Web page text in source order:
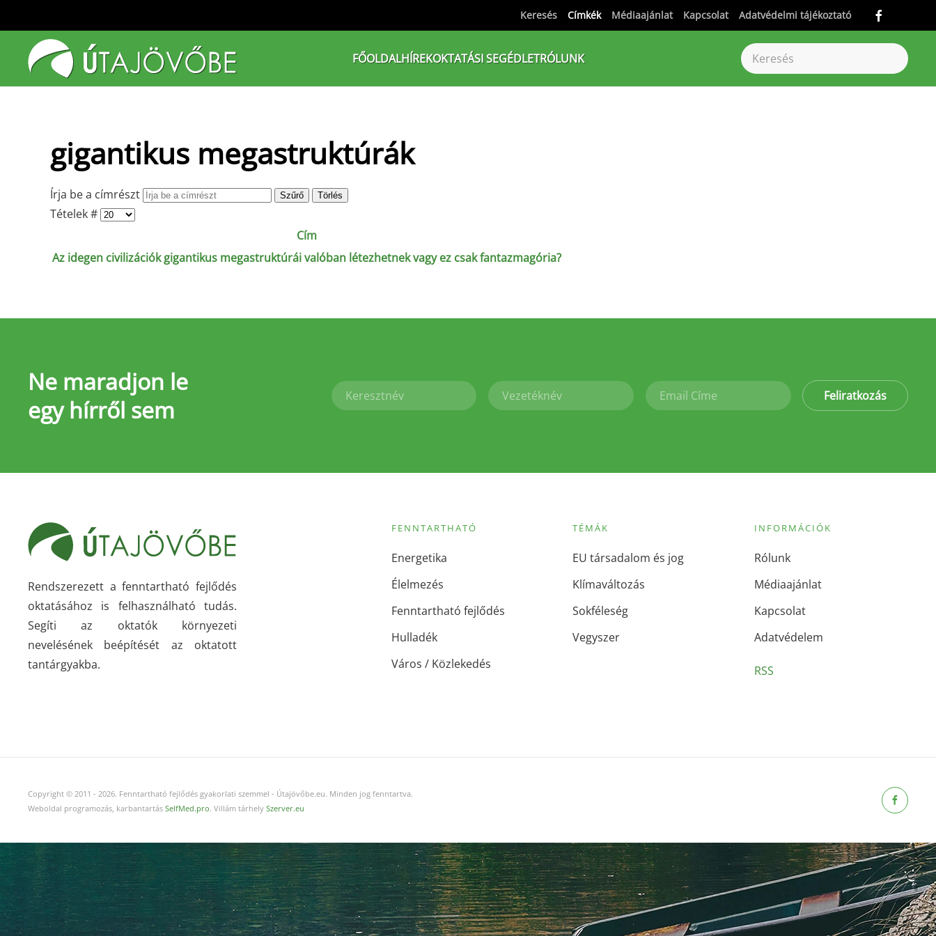
Fő tartalom átugrása
Keresés Címkék Médiaajánlat Kapcsolat Adatvédelmi tájékoztató
FŐOLDALHÍREKOKTATÁSI SEGÉDLETRÓLUNK
gigantikus megastruktúrák
Írja be a címrészt Szűrő Törlés
Tételek #
Cím
Az idegen civilizációk gigantikus megastruktúrái valóban létezhetnek vagy ez csak fantazmagória?
Ne maradjon le
egy hírről sem
Feliratkozás
Rendszerezett a fenntartható fejlődés
oktatásához is felhasználható tudás.
Segíti az oktatók környezeti
nevelésének beépítését az oktatott
tantárgyakba.
FENNTARTHATÓ
Energetika
Élelmezés
Fenntartható fejlődés
Hulladék
Város / Közlekedés
TÉMÁK
EU társadalom és jog
Klímaváltozás
Sokféleség
Vegyszer
INFORMÁCIÓK
Rólunk
Médiaajánlat
Kapcsolat
Adatvédelem
RSS
Copyright © 2011 - 2026. Fenntartható fejlődés gyakorlati szemmel - Útajövőbe.eu. Minden jog fenntartva.
Weboldal programozás, karbantartás SelfMed.pro. Villám tárhely Szerver.eu